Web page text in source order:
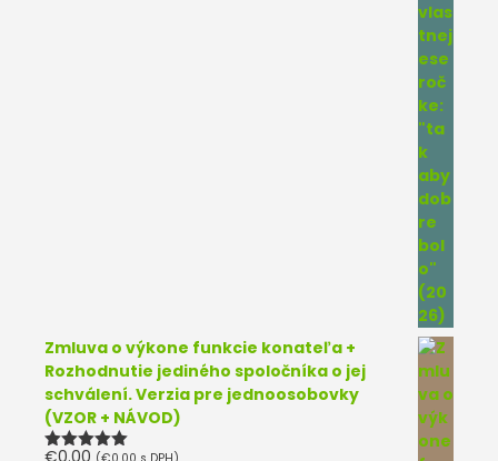
Zmluva o výkone funkcie konateľa +
Rozhodnutie jediného spoločníka o jej
schválení. Verzia pre jednoosobovky
(VZOR + NÁVOD)
€0.00